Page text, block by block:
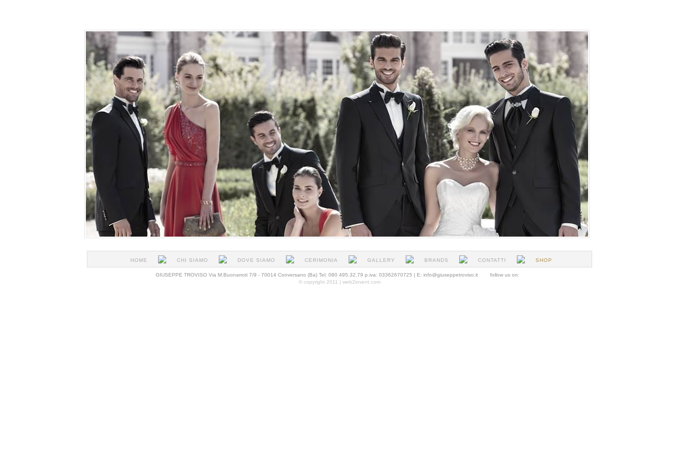
HOME CHI SIAMO DOVE SIAMO CERIMONIA GALLERY BRANDS CONTATTI SHOP
GIUSEPPE TROVISO Via M.Buonarroti 7/9 - 70014 Conversano (Ba) Tel: 080 495.32.79 p.iva: 03362670725 | E: info@giuseppetroviso.it follow us on:
© copyright 2011 | web2invent.com